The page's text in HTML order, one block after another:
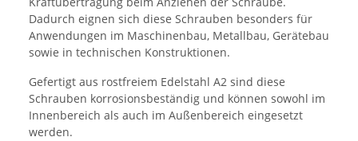
Dadurch eignen sich diese Schrauben besonders für
Anwendungen im Maschinenbau, Metallbau, Gerätebau
sowie in technischen Konstruktionen.
Gefertigt aus rostfreiem Edelstahl A2 sind diese
Schrauben korrosionsbeständig und können sowohl im
Innenbereich als auch im Außenbereich eingesetzt
werden.